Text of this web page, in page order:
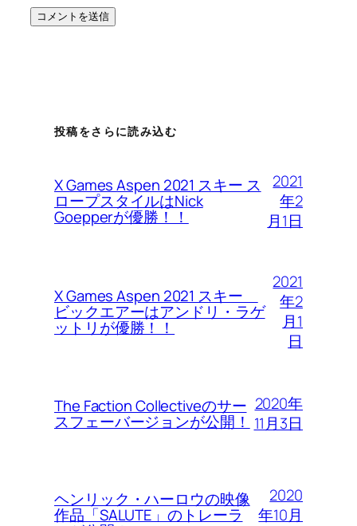
投稿をさらに読み込む
X Games Aspen 2021 スキー ス
ロープスタイルはNick
Goepperが優勝！！
2021
年2
月1日
X Games Aspen 2021 スキー
ビックエアーはアンドリ・ラゲ
ットリが優勝！！
2021
年2
月1
日
The Faction Collectiveのサー
スフェーバージョンが公開！
2020年
11月3日
ヘンリック・ハーロウの映像
作品「SALUTE」のトレーラ
2020
年10月